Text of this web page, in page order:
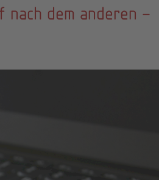
nach dem anderen –